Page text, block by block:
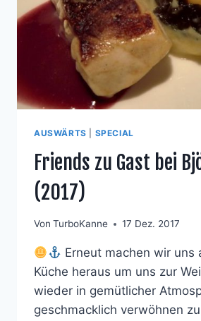
AUSWÄRTS SPECIAL
Friends zu Gast bei
(2017)
Von TurboKanne 17 Dez. 2017
Erneut machen wir uns
Küche heraus um uns zur
wieder in gemütlicher
geschmacklich verwöhnen